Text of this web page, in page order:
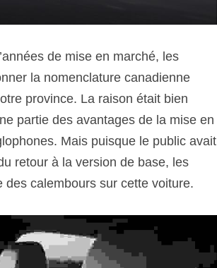
de mise en marché, les
la nomenclature canadienne
province. La raison était bien
partie des avantages de la mise en
Mais puisque le public avait
retour à la version de base, les
calembours sur cette voiture.